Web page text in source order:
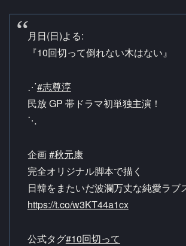
月日(日)よる:
『10回切って倒れない木はない』
⋰#志尊淳
民放 GP 帯ドラマ初単独主演！
⋱
企画#秋元康
完全オリジナル脚本で描く
日韓をまたいだ波瀾万丈な純愛ラブ
https://t.co/w3KT44a1cx
公式タグ️#10回切って